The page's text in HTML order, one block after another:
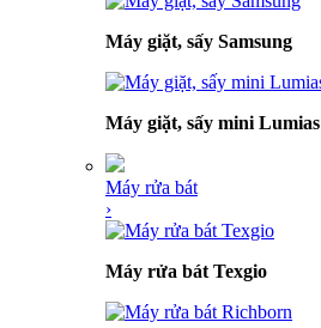
Máy giặt, sấy Samsung
Máy giặt, sấy mini Lumias
Máy rửa bát
›
Máy rửa bát Texgio